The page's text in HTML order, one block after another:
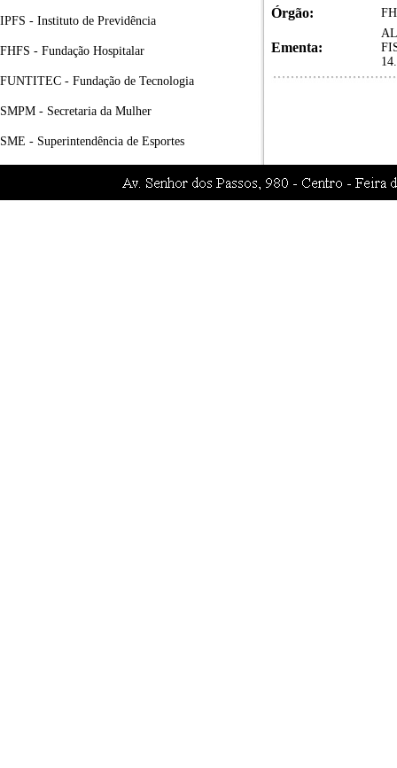
IPFS - Instituto de Previdência
FHFS - Fundação Hospitalar
FUNTITEC - Fundação de Tecnologia
SMPM - Secretaria da Mulher
SME - Superintendência de Esportes
Órgão:
Ementa: